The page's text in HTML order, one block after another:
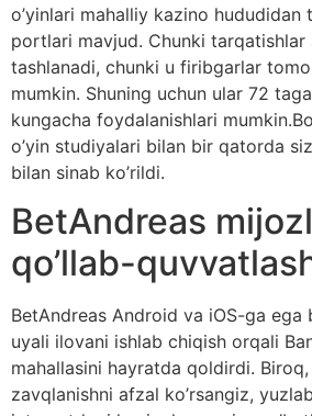
o’yinlari mahalliy kazino hududidan
portlari mavjud. Chunki tarqatishlar
tashlanadi, chunki u firibgarlar
mumkin. Shuning uchun ular 72
kungacha foydalanishlari
o’yin studiyalari bilan bir qatorda
bilan sinab ko’rildi.
BetAndreas
qo’llab-
BetAndreas Android va iOS-ga ega
uyali ilovani ishlab chiqish orqali
mahallasini hayratda qoldirdi.
zavqlanishni afzal ko’rsangiz,